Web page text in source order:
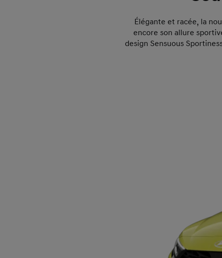
Élégante et racée, la
encore son allure
design Sensuous